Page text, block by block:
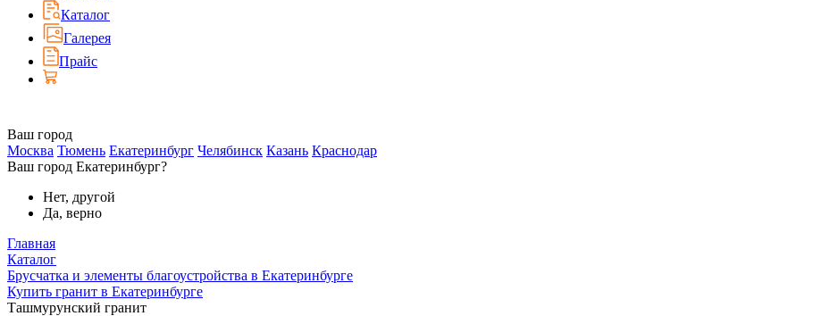
Каталог
Галерея
Прайс
Ваш город
Москва Тюмень Екатеринбург Челябинск Казань Краснодар
Ваш город Екатеринбург?
Нет, другой
Да, верно
Главная
Каталог
Брусчатка и элементы благоустройства в Екатеринбурге
Купить гранит в Екатеринбурге
Ташмурунский гранит